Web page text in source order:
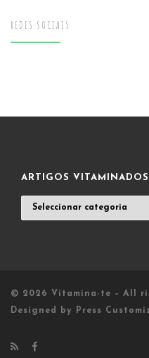
REDES SOCIAIS
ARTIGOS VITAMINADOS
VITAMINADOS
© 2026 Vitamina-te – All
Designed by
Press